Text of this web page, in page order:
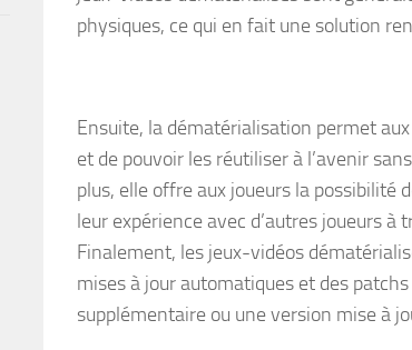
physiques, ce qui en fait une solution
Ensuite, la dématérialisation permet
et de pouvoir les réutiliser à l’avenir
plus, elle offre aux joueurs la possibilité
leur expérience avec d’autres joueurs
Finalement, les jeux-vidéos
mises à jour automatiques et des
supplémentaire ou une version mise à